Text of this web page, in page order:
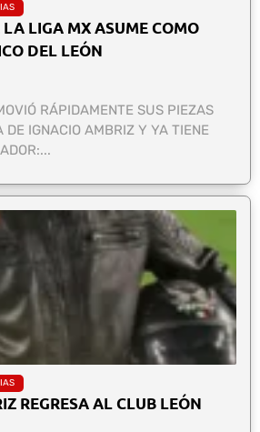
LA LIGA MX ASUME COMO
DEL LEÓN
RÁPIDAMENTE SUS PIEZAS
DE IGNACIO AMBRIZ Y YA TIENE
REGRESA AL CLUB LEÓN